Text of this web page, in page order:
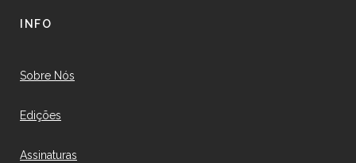
INFO
Sobre Nós
Edições
Assinaturas